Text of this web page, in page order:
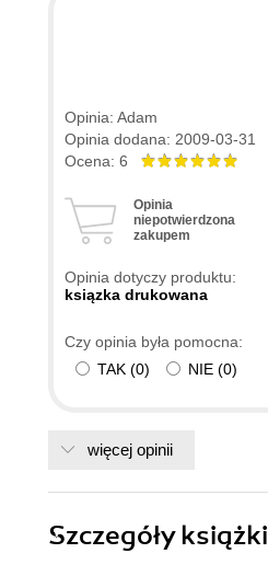
Opinia: Adam
Opinia dodana: 2009-03-31
Ocena: 6
Opinia
niepotwierdzona
zakupem
Opinia dotyczy produktu:
ksiązka drukowana
Czy opinia była pomocna:
TAK (0) NIE (0)
więcej opinii
Szczegółyksiążki